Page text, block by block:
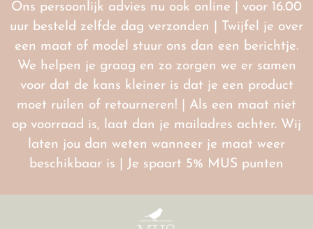
Ons persoonlijk advies nu ook online | voor 16.00
uur besteld zelfde dag verzonden | Twijfel je over
een maat of model stuur ons dan een berichtje.
We helpen je graag en zo zorgen we er samen
voor dat de kans kleiner is dat je een product
moet ruilen of retourneren! | Als een maat niet
op voorraad is, laat dan je mailadres achter. Wij
laten jou dan weten wanneer je maat weer
beschikbaar is | Je spaart 5% MUS punten